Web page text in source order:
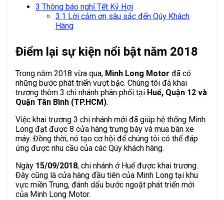
3 Thông báo nghỉ Tết Kỷ Hợi
3.1 Lời cảm ơn sâu sắc đến Qúy Khách
Hàng
Điểm lại sự kiện nổi bật năm 2018
Trong năm 2018 vừa qua, Minh Long Motor đã có
những bước phát triển vượt bậc. Chúng tôi đã khai
trương thêm 3 chi nhánh phân phối tại Huế, Quận 12 và
Quận Tân Bình (TP.HCM).
Việc khai trương 3 chi nhánh mới đã giúp hệ thống Minh
Long đạt được 8 cửa hàng trưng bày và mua bán xe
máy. Đồng thời, nó tạo cơ hội để chúng tôi có thể đáp
ứng được nhu cầu của các Qúy khách hàng.
Ngày 15/09/2018, chi nhánh ở Huế được khai trương.
Đây cũng là cửa hàng đầu tiên của Minh Long tại khu
vực miền Trung, đánh dấu bước ngoặt phát triển mới
của Minh Long Motor.